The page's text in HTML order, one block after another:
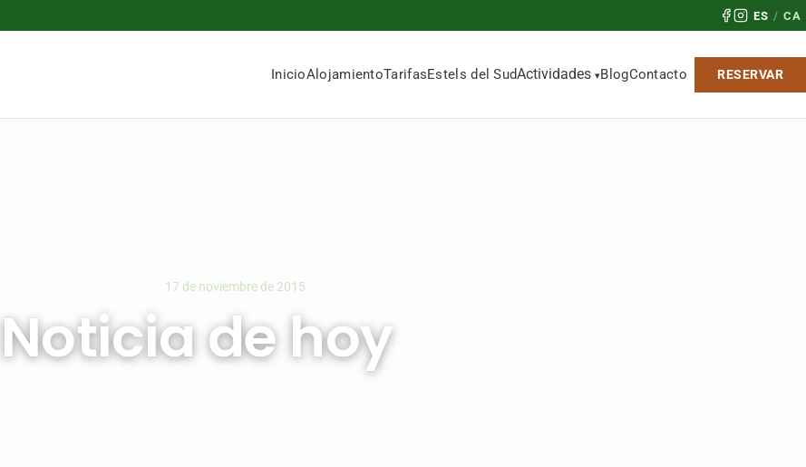
ES / CA
InicioAlojamientoTarifasEstels del SudActividades BlogContacto RESERVAR
17 de noviembre de 2015
Noticia de hoy